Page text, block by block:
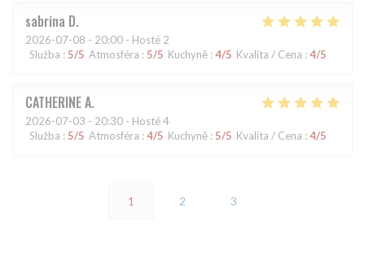
sabrina D
2026-07-08 - 20:00 - Hosté 2
Služba : 5/5 Atmosféra : 5/5 Kuchyně : 4/5 Kvalita / Cena : 4/5
CATHERINEA
2026-07-03 - 20:30 - Hosté 4
Služba : 5/5 Atmosféra : 4/5 Kuchyně : 5/5 Kvalita / Cena : 4/5
1 2 3